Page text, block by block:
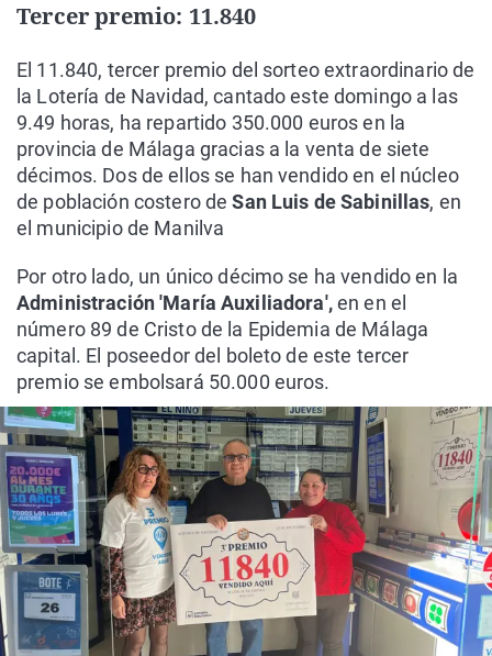
Tercer premio: 11.840
El 11.840, tercer premio del sorteo extraordinario de
la Lotería de Navidad, cantado este domingo a las
9.49 horas, ha repartido 350.000 euros en la
provincia de Málaga gracias a la venta de siete
décimos. Dos de ellos se han vendido en el núcleo
de población costero deSan Luis de Sabinillas, en
el municipio de Manilva
Por otro lado, un único décimo se ha vendido en la
Administración 'María Auxiliadora',en en el
número 89 de Cristo de la Epidemia de Málaga
capital. El poseedor del boleto de este tercer
premio se embolsará 50.000 euros.